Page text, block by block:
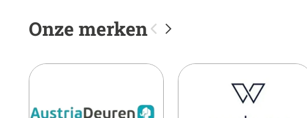
Onze merken